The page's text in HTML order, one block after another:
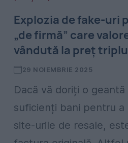
Explozia de fake-uri
„de firmă” care
vândută la preț triplu
29 NOIEMBRIE 2025
Dacă vă doriți o
suficienți bani pentru a
site-urile de resale,